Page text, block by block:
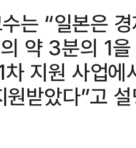
는 “일본은
약 3분의 1
지원 사업
받았다”고